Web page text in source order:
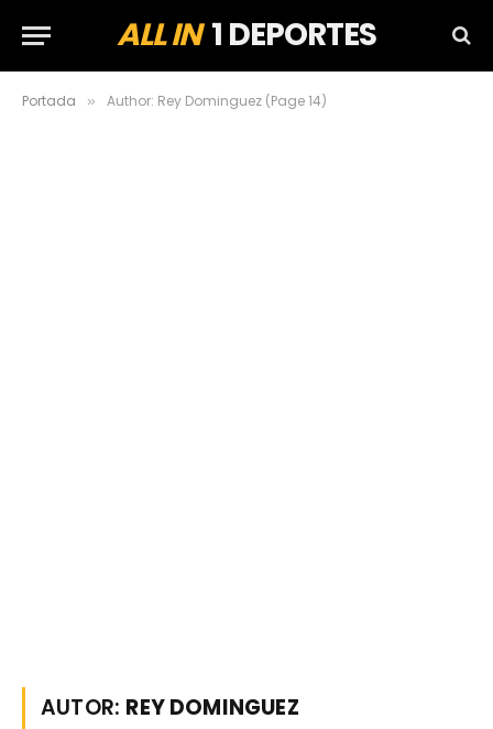
ALL IN1 DEPORTES
Portada » Author: Rey Dominguez (Page 14)
AUTOR: REY DOMINGUEZ